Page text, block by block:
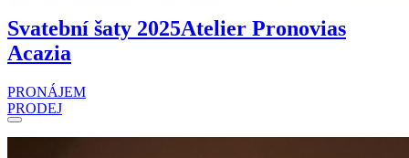
Svatební šaty 2025Atelier Pronovias
Acazia
PRONÁJEM
PRODEJ